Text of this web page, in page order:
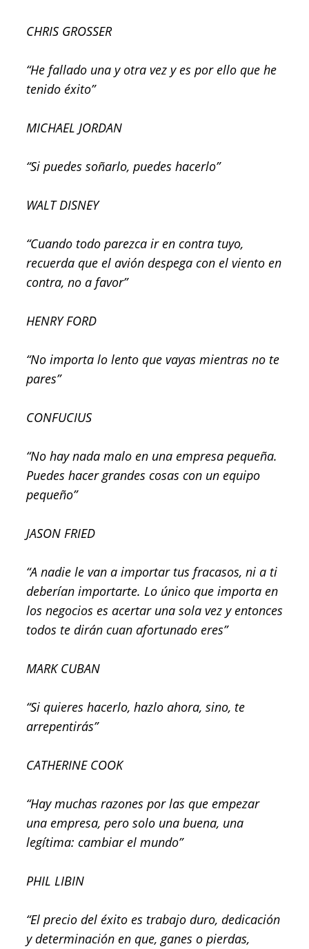
CHRIS GROSSER
“He fallado una y otra vez y es por ello que he
tenido éxito”
MICHAEL JORDAN
“Si puedes soñarlo, puedes hacerlo”
WALT DISNEY
“Cuando todo parezca ir en contra tuyo,
recuerda que el avión despega con el viento en
contra, no a favor”
HENRY FORD
“No importa lo lento que vayas mientras no te
pares”
CONFUCIUS
“No hay nada malo en una empresa pequeña.
Puedes hacer grandes cosas con un equipo
pequeño”
JASON FRIED
“A nadie le van a importar tus fracasos, ni a ti
deberían importarte. Lo único que importa en
los negocios es acertar una sola vez y entonces
todos te dirán cuan afortunado eres”
MARK CUBAN
“Si quieres hacerlo, hazlo ahora, sino, te
arrepentirás”
CATHERINE COOK
“Hay muchas razones por las que empezar
una empresa, pero solo una buena, una
legítima: cambiar el mundo”
PHIL LIBIN
“El precio del éxito es trabajo duro, dedicación
y determinación en que, ganes o pierdas,